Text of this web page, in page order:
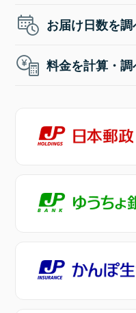
お届け日数を調
料金を計算・調